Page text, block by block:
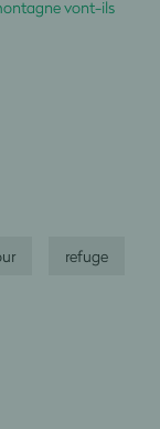
vont-ils
refuge